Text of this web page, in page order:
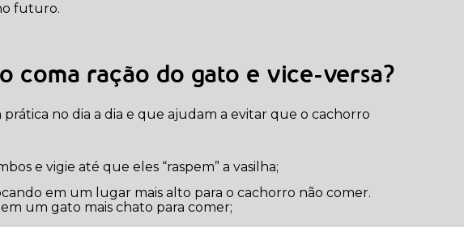
futuro.
coma ração do gato e vice-versa?
no dia a dia e que ajudam a evitar que o cachorro
e vigie até que eles “raspem” a vasilha;
um gato mais chato para comer;